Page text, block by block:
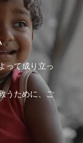
って成り立っ
うために、ご